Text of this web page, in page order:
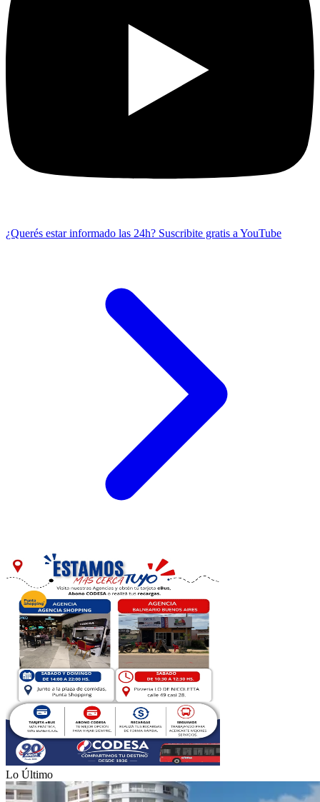
¿Querés estar informado las 24h? Suscribite gratis a YouTube
Lo Último